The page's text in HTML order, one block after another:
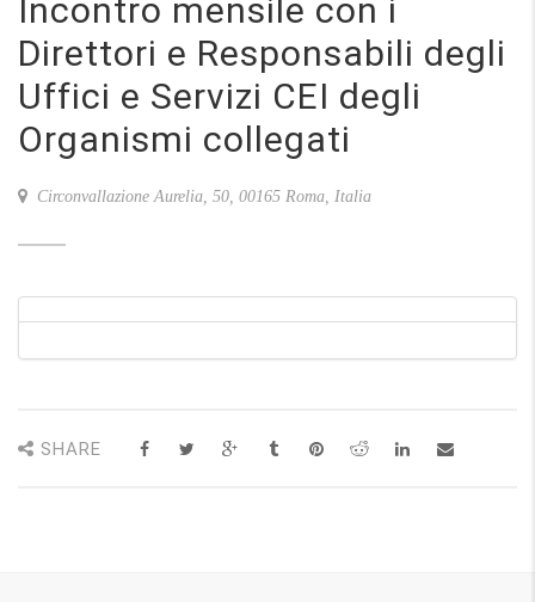
Incontro mensile con i
Direttori e Responsabili degli
Uffici e Servizi CEI degli
Organismi collegati
Circonvallazione Aurelia, 50, 00165 Roma, Italia
SHARE